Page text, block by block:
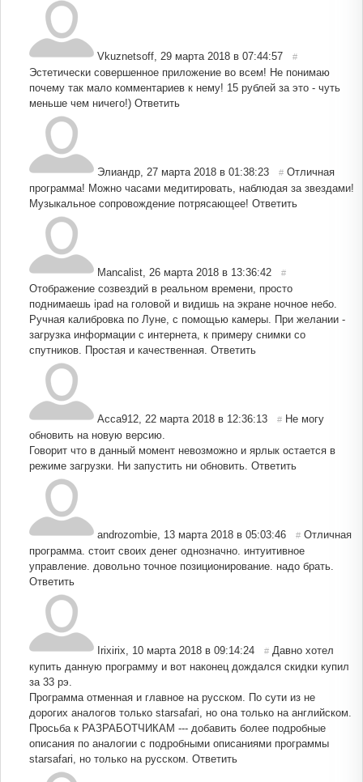
Vkuznetsoff, 29 марта 2018 в 07:44:57 #
Эстетически совершенное приложение во всем! Не понимаю
почему так мало комментариев к нему! 15 рублей за это - чуть
меньше чем ничего!) Ответить
Элиандр, 27 марта 2018 в 01:38:23 # Отличная
программа! Можно часами медитировать, наблюдая за звездами!
Музыкальное сопровождение потрясающее! Ответить
Mancalist, 26 марта 2018 в 13:36:42 #
Отображение созвездий в реальном времени, просто
поднимаешь ipad на головой и видишь на экране ночное небо.
Ручная калибровка по Луне, с помощью камеры. При желании -
загрузка информации с интернета, к примеру снимки со
спутников. Простая и качественная. Ответить
Асса912, 22 марта 2018 в 12:36:13 # Не могу
обновить на новую версию.
Говорит что в данный момент невозможно и ярлык остается в
режиме загрузки. Ни запустить ни обновить. Ответить
androzombie, 13 марта 2018 в 05:03:46 # Отличная
программа. стоит своих денег однозначно. интуитивное
управление. довольно точное позиционирование. надо брать.
Ответить
Irixirix, 10 марта 2018 в 09:14:24 # Давно хотел
купить данную программу и вот наконец дождался скидки купил
за 33 рэ.
Программа отменная и главное на русском. По сути из не
дорогих аналогов только starsafari, но она только на английском.
Просьба к РАЗРАБОТЧИКАМ --- добавить более подробные
описания по аналогии с подробными описаниями программы
starsafari, но только на русском. Ответить